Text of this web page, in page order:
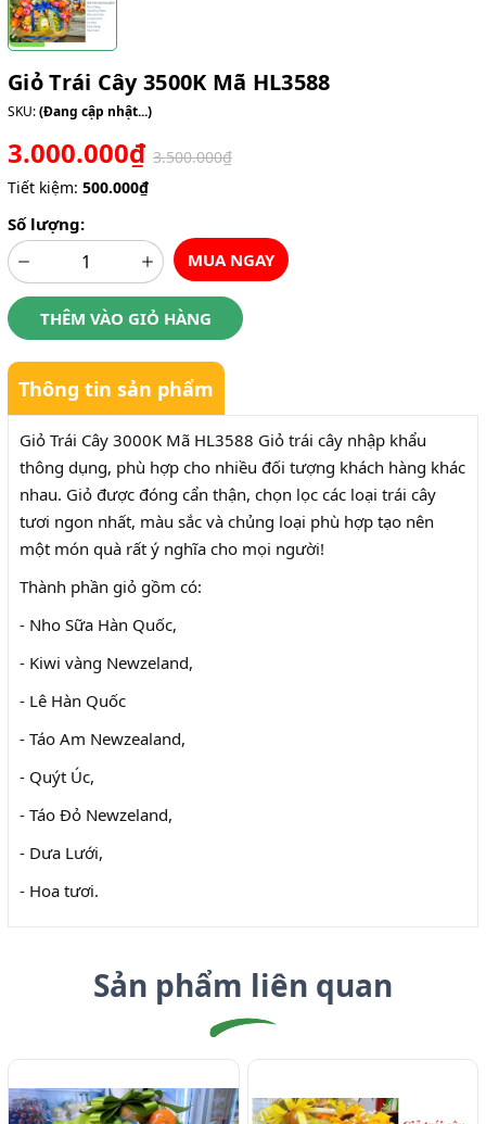
Giỏ Trái Cây 3500K Mã HL3588
SKU:(Đang cập nhật...)
3.000.000₫ 3.500.000₫
Tiết kiệm: 500.000₫
Số lượng:
MUA NGAY
THÊM VÀO GIỎ HÀNG
Thông tin sản phẩm
Giỏ Trái Cây 3000K Mã HL3588 Giỏ trái cây nhập khẩu
thông dụng, phù hợp cho nhiều đối tượng khách hàng khác
nhau. Giỏ được đóng cẩn thận, chọn lọc các loại trái cây
tươi ngon nhất, màu sắc và chủng loại phù hợp tạo nên
một món quà rất ý nghĩa cho mọi người!
Thành phần giỏ gồm có:
- Nho Sữa Hàn Quốc,
- Kiwi vàng Newzeland,
- Lê Hàn Quốc
- Táo Am Newzealand,
- Quýt Úc,
- Táo Đỏ Newzeland,
- Dưa Lưới,
- Hoa tươi.
Sản phẩm liên quan